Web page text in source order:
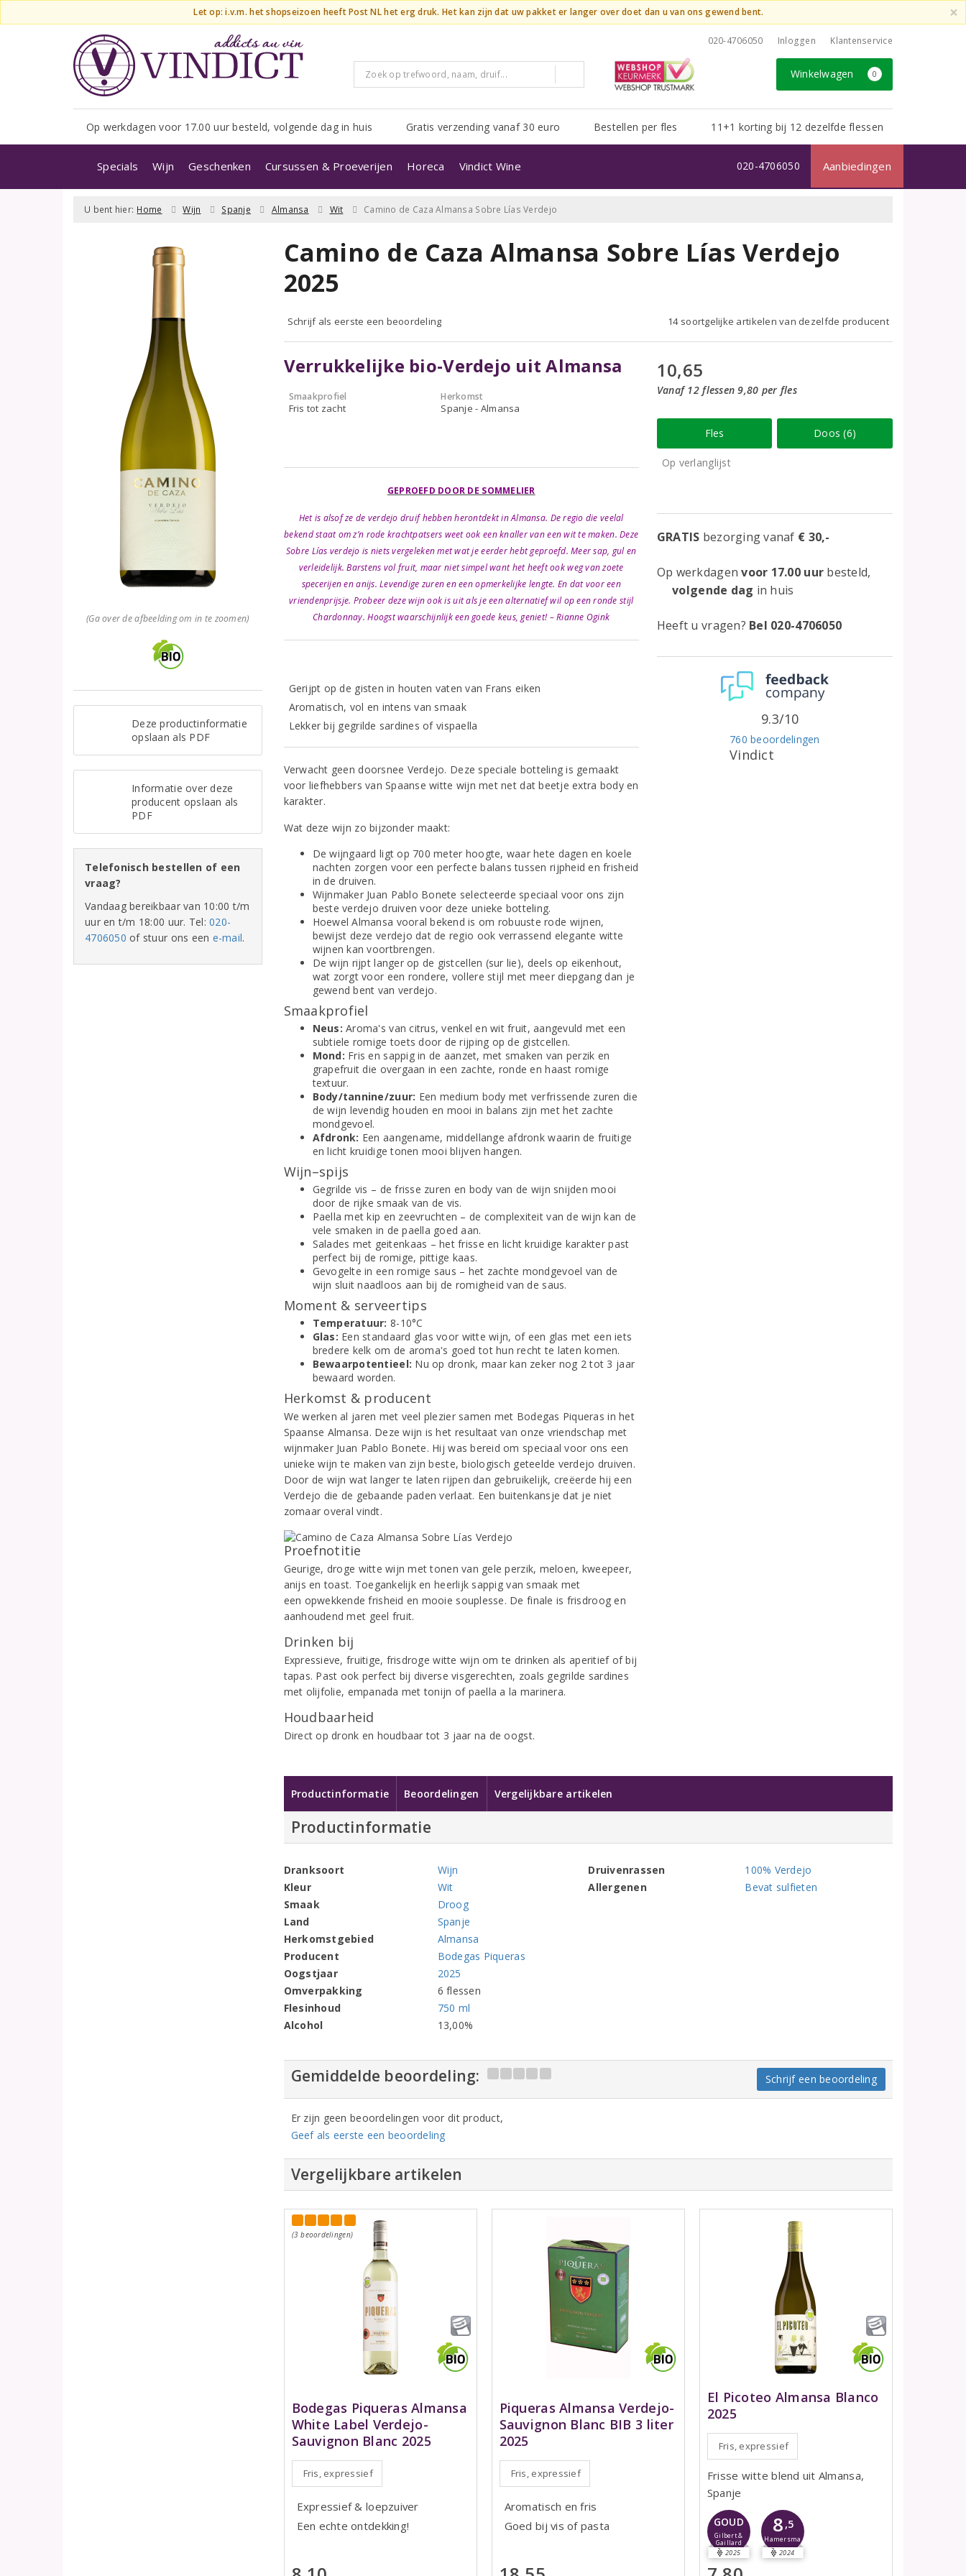
Let op: i.v.m. het shopseizoen heeft Post NL het erg druk. Het kan zijn dat uw pakket er langer over doet dan u van ons gewend bent. ×
020-4706050 Inloggen Klantenservice
Winkelwagen 0
Op werkdagen voor 17.00 uur besteld, volgende dag in huis Gratis verzending vanaf 30 euro Bestellen per fles 11+1 korting bij 12 dezelfde flessen
Specials Wijn Geschenken Cursussen & Proeverijen Horeca Vindict Wine Aanbiedingen
020-4706050
U bent hier: Home Wijn Spanje Almansa Wit Camino de Caza Almansa Sobre Lías Verdejo
(Ga over de afbeelding om in te zoomen)
Deze productinformatie
opslaan als PDF
Informatie over deze
producent opslaan als
PDF
Telefonisch bestellen of een
vraag?
Vandaag bereikbaar van 10:00 t/m
uur en t/m 18:00 uur. Tel:020-
4706050 of stuur ons een e-mail.
Camino de Caza Almansa Sobre Lías Verdejo
2025
Schrijf als eerste een beoordeling 14 soortgelijke artikelen van dezelfde producent
Verrukkelijke bio-Verdejo uit Almansa
Smaakprofiel
Fris tot zacht
Herkomst
Spanje - Almansa
GEPROEFD DOOR DE SOMMELIER
Het is alsof ze de verdejo druif hebben herontdekt in Almansa. De regio die veelal
bekend staat om z’n rode krachtpatsers weet ook een knaller van een wit te maken. Deze
Sobre Lías verdejo is niets vergeleken met wat je eerder hebt geproefd. Meer sap, gul en
verleidelijk. Barstens vol fruit, maar niet simpel want het heeft ook weg van zoete
specerijen en anijs. Levendige zuren en een opmerkelijke lengte. En dat voor een
vriendenprijsje. Probeer deze wijn ook is uit als je een alternatief wil op een ronde stijl
Chardonnay. Hoogst waarschijnlijk een goede keus, geniet! – Rianne Ogink
Gerijpt op de gisten in houten vaten van Frans eiken
Aromatisch, vol en intens van smaak
Lekker bij gegrilde sardines of vispaella
Verwacht geen doorsnee Verdejo. Deze speciale botteling is gemaakt
voor liefhebbers van Spaanse witte wijn met net dat beetje extra body en
karakter.
Wat deze wijn zo bijzonder maakt:
De wijngaard ligt op 700 meter hoogte, waar hete dagen en koele
nachten zorgen voor een perfecte balans tussen rijpheid en frisheid
in de druiven.
Wijnmaker Juan Pablo Bonete selecteerde speciaal voor ons zijn
beste verdejo druiven voor deze unieke botteling.
Hoewel Almansa vooral bekend is om robuuste rode wijnen,
bewijst deze verdejo dat de regio ook verrassend elegante witte
wijnen kan voortbrengen.
De wijn rijpt langer op de gistcellen (sur lie), deels op eikenhout,
wat zorgt voor een rondere, vollere stijl met meer diepgang dan je
gewend bent van verdejo.
Smaakprofiel
Neus: Aroma's van citrus, venkel en wit fruit, aangevuld met een
subtiele romige toets door de rijping op de gistcellen.
Mond: Fris en sappig in de aanzet, met smaken van perzik en
grapefruit die overgaan in een zachte, ronde en haast romige
textuur.
Body/tannine/zuur: Een medium body met verfrissende zuren die
de wijn levendig houden en mooi in balans zijn met het zachte
mondgevoel.
Afdronk: Een aangename, middellange afdronk waarin de fruitige
en licht kruidige tonen mooi blijven hangen.
Wijn–spijs
Gegrilde vis – de frisse zuren en body van de wijn snijden mooi
door de rijke smaak van de vis.
Paella met kip en zeevruchten – de complexiteit van de wijn kan de
vele smaken in de paella goed aan.
Salades met geitenkaas – het frisse en licht kruidige karakter past
perfect bij de romige, pittige kaas.
Gevogelte in een romige saus – het zachte mondgevoel van de
wijn sluit naadloos aan bij de romigheid van de saus.
Moment & serveertips
Temperatuur: 8-10°C
Glas: Een standaard glas voor witte wijn, of een glas met een iets
bredere kelk om de aroma's goed tot hun recht te laten komen.
Bewaarpotentieel: Nu op dronk, maar kan zeker nog 2 tot 3 jaar
bewaard worden.
Herkomst & producent
We werken al jaren met veel plezier samen met Bodegas Piqueras in het
Spaanse Almansa. Deze wijn is het resultaat van onze vriendschap met
wijnmaker Juan Pablo Bonete. Hij was bereid om speciaal voor ons een
unieke wijn te maken van zijn beste, biologisch geteelde verdejo druiven.
Door de wijn wat langer te laten rijpen dan gebruikelijk, creëerde hij een
Verdejo die de gebaande paden verlaat. Een buitenkansje dat je niet
zomaar overal vindt.
Proefnotitie
Geurige, droge witte wijn met tonen van gele perzik, meloen, kweepeer,
anijs en toast. Toegankelijk en heerlijk sappig van smaak met
een opwekkende frisheid en mooie souplesse. De finale is frisdroog en
aanhoudend met geel fruit.
Drinken bij
Expressieve, fruitige, frisdroge witte wijn om te drinken als aperitief of bij
tapas. Past ook perfect bij diverse visgerechten, zoals gegrilde sardines
met olijfolie, empanada met tonijn of paella a la marinera.
Houdbaarheid
Direct op dronk en houdbaar tot 3 jaar na de oogst.
10,65
Vanaf 12 flessen 9,80 per fles
Fles Doos (6)
Op verlanglijst
GRATIS bezorging vanaf € 30,-
Op werkdagenvoor 17.00 uur besteld,
volgende dag in huis
Heeft u vragen? Bel 020-4706050
Vindict
760 beoordelingen
9.3/10
Productinformatie Beoordelingen Vergelijkbare artikelen
Productinformatie
Dranksoort
Wijn
Kleur
Wit
Smaak
Droog
Land
Spanje
Herkomstgebied
Almansa
Producent
Bodegas Piqueras
Oogstjaar
2025
Omverpakking
6 flessen
Flesinhoud
750 ml
Alcohol
13,00%
Druivenrassen
100% Verdejo
Allergenen
Bevat sulfieten
Gemiddelde beoordeling: Schrijf een beoordeling
Er zijn geen beoordelingen voor dit product,
Geef als eerste een beoordeling
Vergelijkbare artikelen
(3 beoordelingen)
Bodegas Piqueras Almansa
White Label Verdejo-
Sauvignon Blanc 2025
Fris, expressief
Expressief & loepzuiver
Een echte ontdekking!
Piqueras Almansa Verdejo-
Sauvignon Blanc BIB 3 liter
2025
Fris, expressief
Aromatisch en fris
Goed bij vis of pasta
El Picoteo Almansa Blanco
2025
Fris, expressief
Frisse witte blend uit Almansa,
Spanje
GOUD
Gilbert &
Gaillard
2025
8 ,5
Hamersma
2024